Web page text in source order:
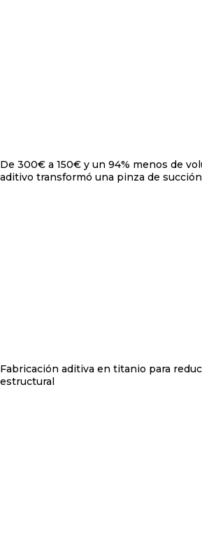
De 300€ a 150€ y un 94% menos de
aditivo transformó una pinza de
Fabricación aditiva en titanio para
estructural